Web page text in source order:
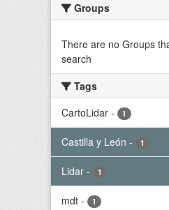
Groups
There are no Groups
search
Tags
CartoLidar - 1
Castilla y León - 1
Lidar - 1
mdt - 1